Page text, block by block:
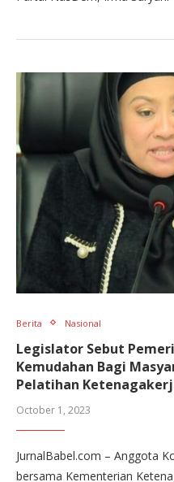
Berita Nasional
Legislator Sebut
Kemudahan Bagi
Pelatihan
October 1, 2023
JurnalBabel.com – Anggota
bersama Kementerian